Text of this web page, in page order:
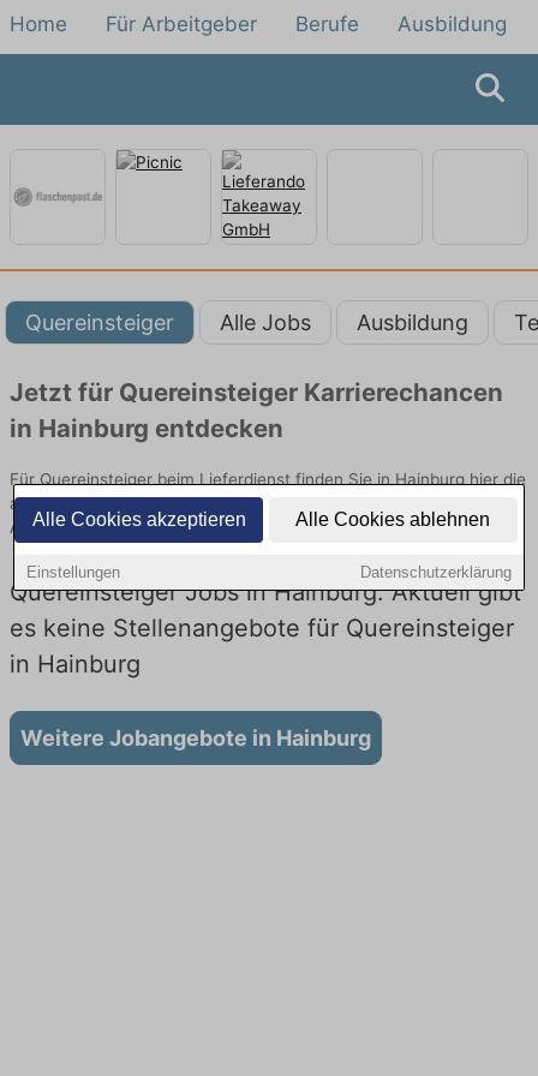
Alle Cookies akzeptieren Alle Cookies ablehnen
Einstellungen Datenschutzerklärung
Home Für Arbeitgeber Berufe Ausbildung
Quereinsteiger Alle Jobs Ausbildung
Jetzt für Quereinsteiger Karrierechancen
in Hainburg entdecken
Für Quereinsteiger beim Lieferdienst finden Sie in Hainburg hier die
aktuellsten Angebote. Entdecken Sie freie Optionen von Top-
Arbeitgebern und bewerben Sie sich noch heute.
Quereinsteiger Jobs in Hainburg: Aktuell gibt
es keine Stellenangebote für Quereinsteiger
in Hainburg
Weitere Jobangebote in Hainburg